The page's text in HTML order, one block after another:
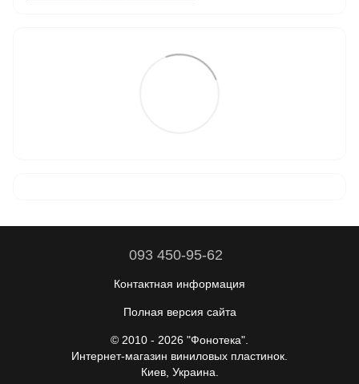
093 450-95-62
Контактная информация
Полная версия сайта
© 2010 - 2026 "Фонотека".
Интернет-магазин виниловых пластинок.
Киев, Украина.